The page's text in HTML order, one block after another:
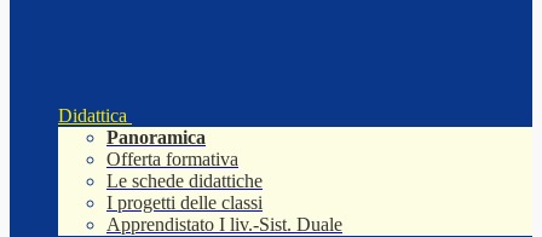
Didattica
Panoramica
Offerta formativa
Le schede didattiche
I progetti delle classi
Apprendistato I liv.-Sist. Duale